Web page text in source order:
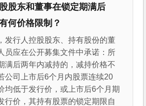
股东和董事在锁定期满后
何价格限制？
发行人控股股东、持有股份的董
员应在公开募集文件中承诺：所
满后两年内减持的，减持价格不
公司上市后6个月内股票连续20
均低于发行价，或上市后6个月期
行价，其持有股票的锁定期限自